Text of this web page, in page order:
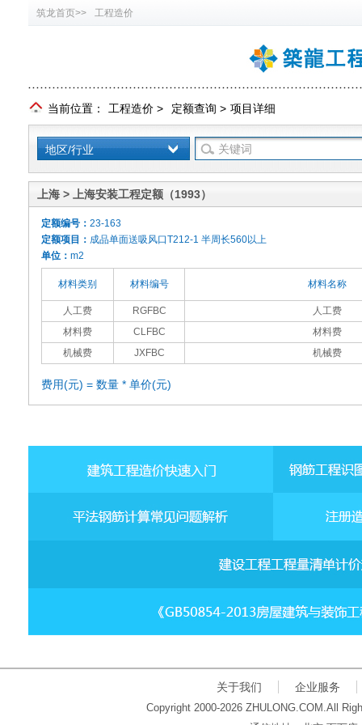
筑龙首页>> 工程造价
当前位置： 工程造价 > 定额查询 > 项目详细
地区/行业
上海 > 上海安装工程定额（1993）
定额编号： 23-163
定额项目： 成品单面送吸风口T212-1 半周长560以上
单位： m2
材料类别 材料编号 材料名称
人工费 RGFBC
人工费
材料费
CLFBC
材料费
机械费
JXFBC 机械费
费用(元) = 数量 * 单价(元)
关于我们 企业服务
Copyright 2000-2026 ZHULONG.COM.All